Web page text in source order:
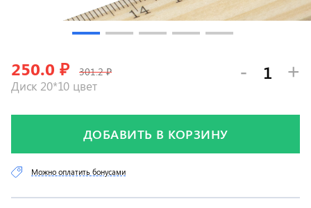
Диск 20*10 цвет
250.0 ₽ 301.2 ₽ - +
ДОБАВИТЬ В КОРЗИНУ
Можно оплатить бонусами